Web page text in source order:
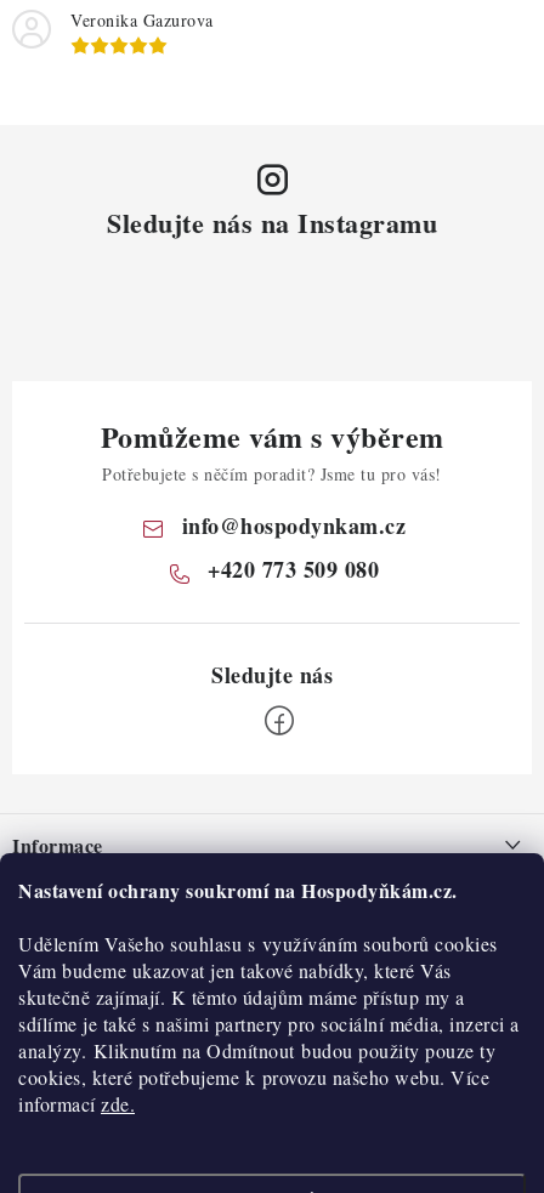
Nastavení ochrany soukromí na Hospodyňkám.cz.
Udělením Vašeho souhlasu s využíváním souborů cookies
Vám budeme ukazovat jen takové nabídky, které Vás
skutečně zajímají. K těmto údajům máme přístup my a
sdílíme je také s našimi partnery pro sociální média, inzerci a
analýzy. Kliknutím na Odmítnout budou použity pouze ty
cookies, které potřebujeme k provozu našeho webu. Více
informacízde.
Veronika Gazurova
Sledujte nás na Instagramu
Pomůžeme vám s výběrem
Potřebujete s něčím poradit? Jsme tu pro vás!
info@hospodynkam.cz
+420 773 509 080
pInformace
Nepřevzetí zásilky na dobírku
Obchodní podmínky
Hodnocení obchodu
Blog
Moje objednávka
O nás
Historie
Kontakty
O nákupu
Reklamace a vratky
Výdejní místa